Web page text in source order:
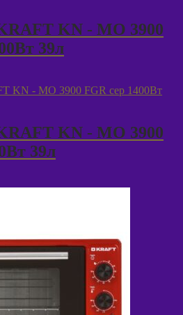
KN - MO 3900
39л
KN - MO 3900
39л